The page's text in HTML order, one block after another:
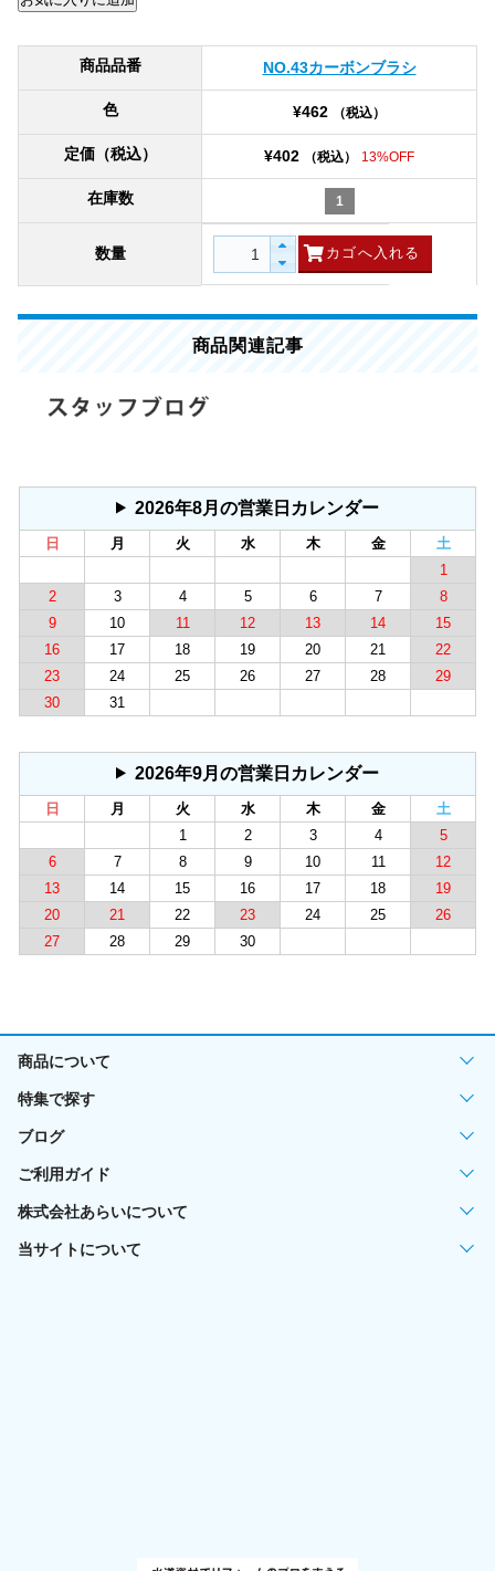
商品品番 NO.43カーボンブラシ
色 ¥462 （税込）
定価（税込） ¥402 （税込） 13%OFF
在庫数 1
数量
商品関連記事
2026年8月の営業日カレンダー
日 月 火 水 木 金
土
1
2
3 4 5 6 7
8
9
10 11 12 13 14
15
16
17 18 19 20 21
22
23
24 25 26 27 28
29
30
31
2026年9月の営業日カレンダー
日 月 火 水 木 金
土
1
2 3 4
5
6
7 8 9 10 11
12
13
14 15 16 17 18
19
20
21 22 23 24 25
26
27
28 29 30
商品について
特集で探す
ブログ
ご利用ガイド
株式会社あらいについて
当サイトについて